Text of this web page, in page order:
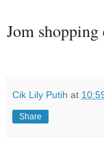
Jom shopping
Cik Lily Putih at
Share